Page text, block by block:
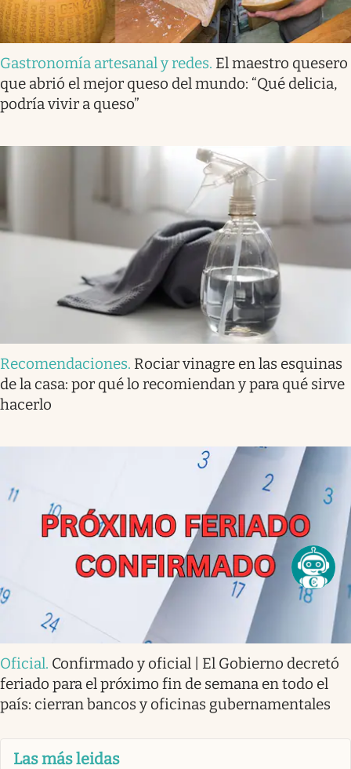
Gastronomía artesanal y redes. El maestro quesero
que abrió el mejor queso del mundo: “Qué delicia,
podría vivir a queso”
Recomendaciones. Rociar vinagre en las esquinas
de la casa: por qué lo recomiendan y para qué sirve
hacerlo
Oficial. Confirmado y oficial | El Gobierno decretó
feriado para el próximo fin de semana en todo el
país: cierran bancos y oficinas gubernamentales
Las más leidas